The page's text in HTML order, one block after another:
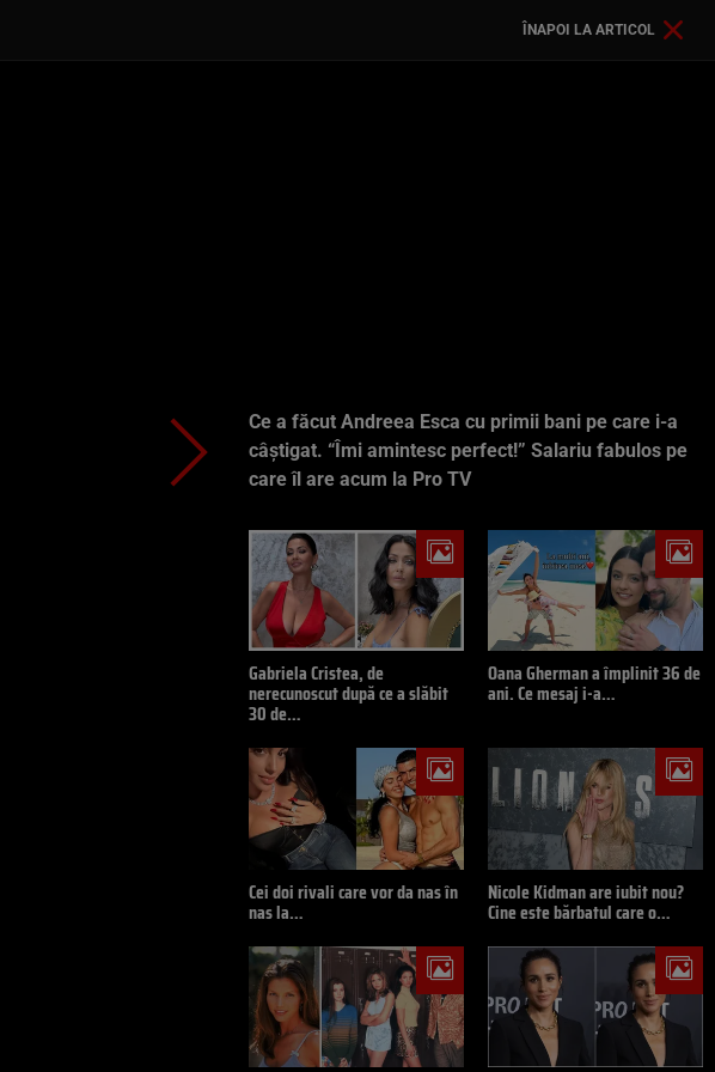
ÎNAPOI LA ARTICOL
Ce a făcut Andreea Esca cu primii bani pe care i-a
câștigat. “Îmi amintesc perfect!” Salariu fabulos pe
care îl are acum la Pro TV
Gabriela Cristea, de
nerecunoscut după ce a slăbit
30 de…
Oana Gherman a împlinit 36 de
ani. Ce mesaj i-a…
Cei doi rivali care vor da nas în
nas la…
Nicole Kidman are iubit nou?
Cine este bărbatul care o…